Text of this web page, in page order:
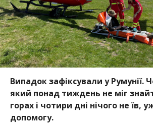
Випадок зафіксували у Румунії.
який понад тиждень не міг
горах і чотири дні нічого не їв,
допомогу.